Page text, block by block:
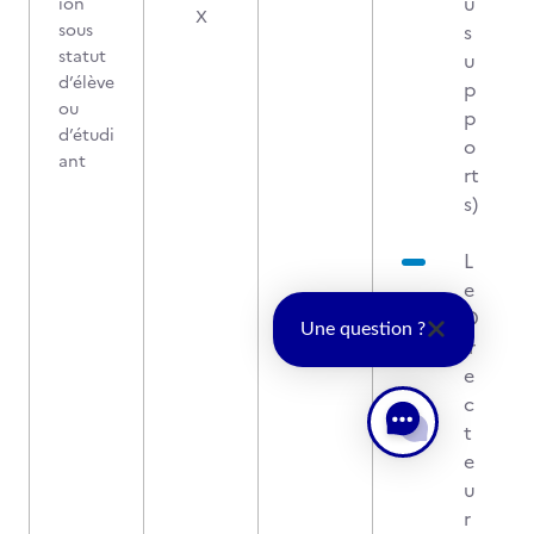
sous
statut
d’élève
ou
d’étudi
ant
X
s
u
p
p
o
rt
s)
L
e
D
ir
e
c
t
e
u
r
Une question ?